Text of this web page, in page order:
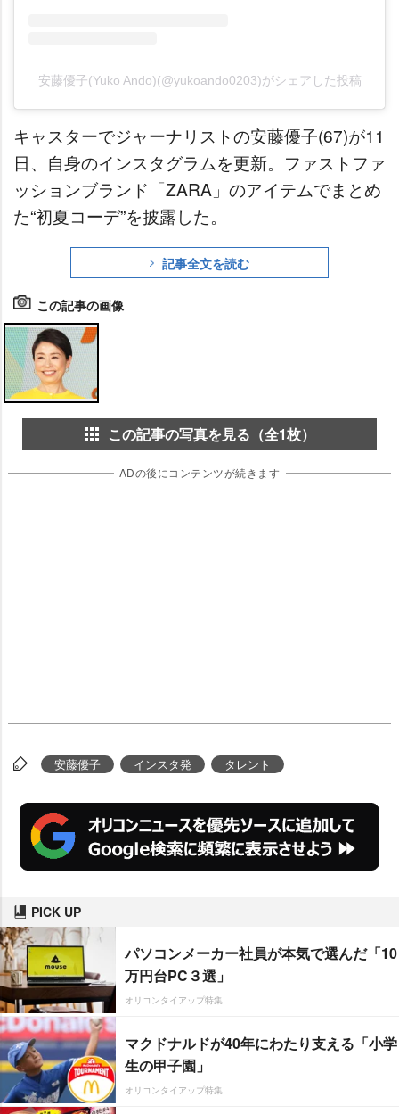
安藤優子(Yuko Ando)(@yukoando0203)がシェアした投稿
キャスターでジャーナリストの安藤優子(67)が11
日、自身のインスタグラムを更新。ファストファ
ッションブランド「ZARA」のアイテムでまとめ
た“初夏コーデ”を披露した。
記事全文を読む
この記事の画像
この記事の写真を見る（全1枚）
ADの後にコンテンツが続きます
安藤優子 インスタ発 タレント
PICK UP
パソコンメーカー社員が本気で選んだ「10
万円台PC３選」
オリコンタイアップ特集
マクドナルドが40年にわたり支える「小学
生の甲子園」
オリコンタイアップ特集